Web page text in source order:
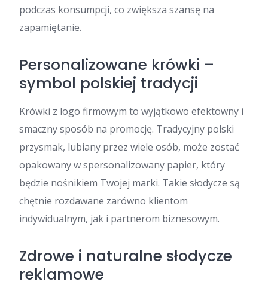
podczas konsumpcji, co zwiększa szansę na
zapamiętanie.
Personalizowane krówki –
symbol polskiej tradycji
Krówki z logo firmowym to wyjątkowo efektowny i
smaczny sposób na promocję. Tradycyjny polski
przysmak, lubiany przez wiele osób, może zostać
opakowany w spersonalizowany papier, który
będzie nośnikiem Twojej marki. Takie słodycze są
chętnie rozdawane zarówno klientom
indywidualnym, jak i partnerom biznesowym.
Zdrowe i naturalne słodycze
reklamowe